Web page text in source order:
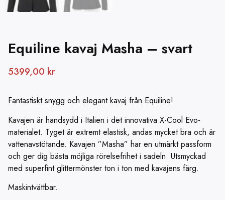
Equiline kavaj Masha – svart
5399,00 kr
Fantastiskt snygg och elegant kavaj från Equiline!
Kavajen är handsydd i Italien i det innovativa X-Cool Evo-
materialet. Tyget är extremt elastisk, andas mycket bra och är
vattenavstötande. Kavajen ”Masha” har en utmärkt passform
och ger dig bästa möjliga rörelsefrihet i sadeln. Utsmyckad
med superfint glittermönster ton i ton med kavajens färg.
Maskintvättbar.